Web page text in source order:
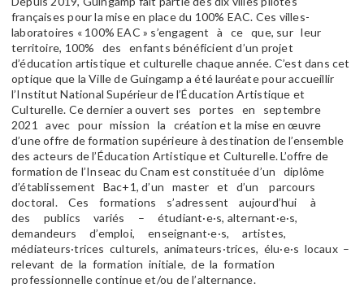
françaises pour la mise en place du 100% EAC. Ces villes-
laboratoires « 100% EAC » s’engagent à ce que, sur leur
territoire, 100% des enfants bénéficient d’un projet
d’éducation artistique et culturelle chaque année. C’est dans cet
optique que la Ville de Guingamp a été lauréate pour accueillir
l’Institut National Supérieur de l’Éducation Artistique et
Culturelle. Ce dernier a ouvert ses portes en septembre
2021 avec pour mission la création et la mise en œuvre
d’une offre de formation supérieure à destination de l’ensemble
des acteurs de l’Éducation Artistique et Culturelle. L’offre de
formation de l’Inseac du Cnam est constituée d’un diplôme
d’établissement Bac+1, d’un master et d’un parcours
doctoral. Ces formations s’adressent aujourd’hui à
des publics variés – étudiant·e·s, alternant·e·s,
demandeurs d’emploi, enseignant·e·s, artistes,
médiateurs·trices culturels, animateurs·trices, élu·e·s locaux –
relevant de la formation initiale, de la formation
professionnelle continue et/ou de l’alternance.